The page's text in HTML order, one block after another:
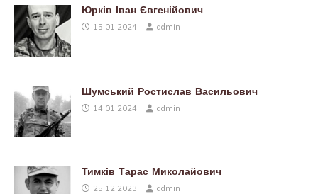
Юрків Іван Євгенійович
15.01.2024 admin
Шумський Ростислав Васильович
14.01.2024 admin
Тимків Тарас Миколайович
25.12.2023 admin